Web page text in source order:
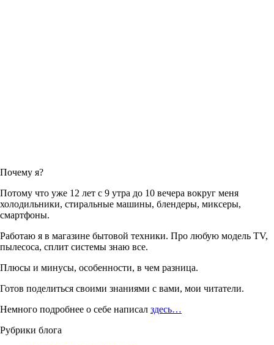
Почему я?
Потому что уже 12 лет с 9 утра до 10 вечера вокруг меня
холодильники, стиральные машины, блендеры, миксеры,
смартфоны.
Работаю я в магазине бытовой техники. Про любую модель TV,
пылесоса, сплит системы знаю все.
Плюсы и минусы, особенности, в чем разница.
Готов поделиться своими знаниями с вами, мои читатели.
Немного подробнее о себе написал здесь…
Рубрики блога